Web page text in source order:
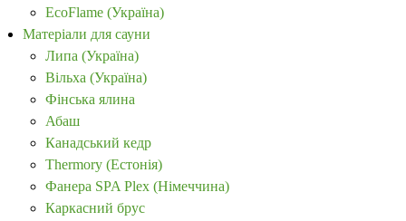
EcoFlame (Україна)
Матеріали для сауни
Липа (Україна)
Вільха (Україна)
Фінська ялина
Абаш
Канадський кедр
Thermory (Естонія)
Фанера SPA Plex (Німеччина)
Каркасний брус